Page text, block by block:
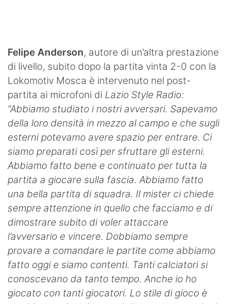
Felipe Anderson, autore di un’altra prestazione
di livello, subito dopo la partita vinta 2-0 con la
Lokomotiv Mosca è intervenuto nel post-
partita ai microfoni di Lazio Style Radio:
“Abbiamo studiato i nostri avversari. Sapevamo
della loro densità in mezzo al campo e che sugli
esterni potevamo avere spazio per entrare. Ci
siamo preparati così per sfruttare gli esterni.
Abbiamo fatto bene e continuato per tutta la
partita a giocare sulla fascia. Abbiamo fatto
una bella partita di squadra. Il mister ci chiede
sempre attenzione in quello che facciamo e di
dimostrare subito di voler attaccare
l’avversario e vincere. Dobbiamo sempre
provare a comandare le partite come abbiamo
fatto oggi e siamo contenti. Tanti calciatori si
conoscevano da tanto tempo. Anche io ho
giocato con tanti giocatori. Lo stile di gioco è